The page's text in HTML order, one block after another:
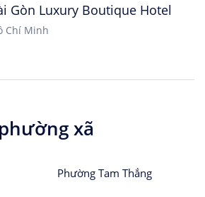
Gòn Luxury Boutique Hotel
Chí Minh
xã
Phường Tam Thắng